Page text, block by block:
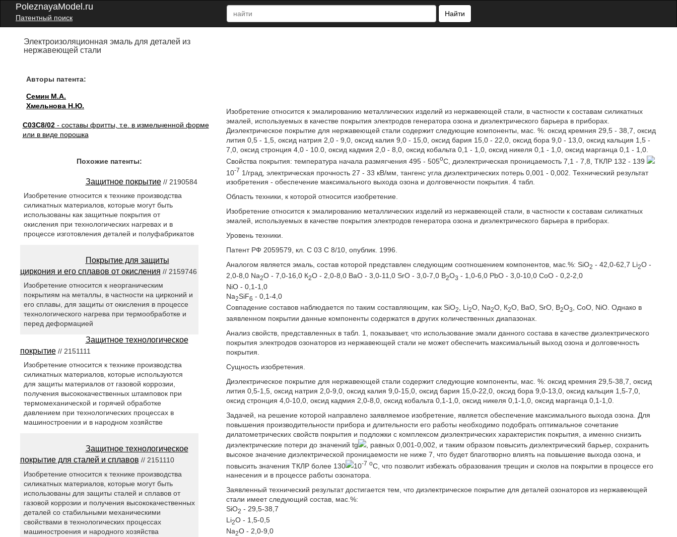
PoleznayaModel.ru
Патентный поиск
Найти
Электроизоляционная эмаль для деталей из
нержавеющей стали
Авторы патента:
Семин М.А.
Хмельнова Н.Ю.
C03C8/02- составы фритты, т.е. в измельченной форме
или в виде порошка
Изобретение относится к эмалированию металлических изделий из нержавеющей стали, в частности к составам силикатных
эмалей, используемых в качестве покрытия электродов генератора озона и диэлектрического барьера в приборах.
Диэлектрическое покрытие для нержавеющей стали содержит следующие компоненты, мас. %: оксид кремния 29,5 - 38,7, оксид
лития 0,5 - 1,5, оксид натрия 2,0 - 9,0, оксид калия 9,0 - 15,0, оксид бария 15,0 - 22,0, оксид бора 9,0 - 13,0, оксид кальция 1,5 -
7,0, оксид стронция 4,0 - 10.0, оксид кадмия 2,0 - 8,0, оксид кобальта 0,1 - 1,0, оксид никеля 0,1 - 1,0, оксид марганца 0,1 - 1,0.
Свойства покрытия: температура начала размягчения 495 - 505oС, диэлектрическая проницаемость 7,1 - 7,8, ТКЛР 132 - 139
10-7 1/град, электрическая прочность 27 - 33 кВ/мм, тангенс угла диэлектрических потерь 0,001 - 0,002. Технический результат
изобретения - обеспечение максимального выхода озона и долговечности покрытия. 4 табл.
Область техники, к которой относится изобретение.
Изобретение относится к эмалированию металлических изделий из нержавеющей стали, в частности к составам силикатных
эмалей, используемых в качестве покрытия электродов генератора озона и диэлектрического барьера в приборах.
Уровень техники.
Патент РФ 2059579, кл. С 03 С 8/10, опублик. 1996.
Аналогом является эмаль, состав которой представлен следующим соотношением компонентов, мас.%: SiO2 - 42,0-62,7 Li2O -
2,0-8,0 Na2O - 7,0-16,0 К2О - 2,0-8,0 BaO - 3,0-11,0 SrO - 3,0-7,0 B2O3 - 1,0-6,0 РbО - 3,0-10,0 СоO - 0,2-2,0
NiO - 0,1-1,0
Na2SiF6 - 0,1-4,0
Совпадение составов наблюдается по таким составляющим, как SiO2 , Li2O, Na2O, К2О, BaO, SrO, B2O3
, СоO, NiO. Однако в
заявленном покрытии данные компоненты содержатся в других количественных диапазонах.
Анализ свойств, представленных в табл. 1, показывает, что использование эмали данного состава в качестве диэлектрического
покрытия электродов озонаторов из нержавеющей стали не может обеспечить максимальный выход озона и долговечность
покрытия.
Сущность изобретения.
Диэлектрическое покрытие для нержавеющей стали содержит следующие компоненты, мас. %: оксид кремния 29,5-38,7, оксид
лития 0,5-1,5, оксид натрия 2,0-9,0, оксид калия 9,0-15,0, оксид бария 15,0-22,0, оксид бора 9,0-13,0, оксид кальция 1,5-7,0,
оксид стронция 4,0-10,0, оксид кадмия 2,0-8,0, оксид кобальта 0,1-1,0, оксид никеля 0,1-1,0, оксид марганца 0,1-1,0.
Задачей, на решение которой направлено заявляемое изобретение, является обеспечение максимального выхода озона. Для
повышения производительности прибора и длительности его работы необходимо подобрать оптимальное сочетание
дилатометрических свойств покрытия и подложки с комплексом диэлектрических характеристик покрытия, а именно снизить
диэлектрические потери до значений tg
, равных 0,001-0,002, и таким образом повысить диэлектрический барьер, сохранить
высокое значение диэлектрической проницаемости не ниже 7, что будет благотворно влиять на повышение выхода озона, и
повысить значения ТКЛР более 130
10-7 oС, что позволит избежать образования трещин и сколов на покрытии в процессе его
нанесения и в процессе работы озонатора.
Заявленный технический результат достигается тем, что диэлектрическое покрытие для деталей озонаторов из нержавеющей
стали имеет следующий состав, мас.%:
SiO2 - 29,5-38,7
Li2O - 1,5-0,5
Na2O - 2,0-9,0
Похожие патенты:
Защитное покрытие// 2190584
Изобретение относится к технике производства
силикатных материалов, которые могут быть
использованы как защитные покрытия от
окисления при технологических нагревах и в
процессе изготовления деталей и полуфабрикатов
Покрытие для защиты
циркония и его сплавов от окисления // 2159746
Изобретение относится к неорганическим
покрытиям на металлы, в частности на цирконий и
его сплавы, для защиты от окисления в процессе
технологического нагрева при термообработке и
перед деформацией
Защитное технологическое
покрытие// 2151111
Изобретение относится к технике производства
силикатных материалов, которые используются
для защиты материалов от газовой коррозии,
получения высококачественных штамповок при
термомеханической и горячей обработке
давлением при технологических процессах в
машиностроении и в народном хозяйстве
Защитное технологическое
покрытие для сталей и сплавов // 2151110
Изобретение относится к технике производства
силикатных материалов, которые могут быть
использованы для защиты сталей и сплавов от
газовой коррозии и получения высококачественных
деталей со стабильными механическими
свойствами в технологических процессах
машиностроения и народного хозяйства